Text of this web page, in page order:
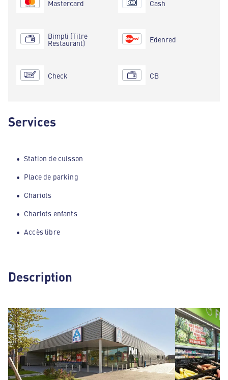
Mastercard
Bimpli (Titre
Restaurant)
Check
Cash
Edenred
CB
Services
Station de cuisson
Place de parking
Chariots
Chariots enfants
Accès libre
Description